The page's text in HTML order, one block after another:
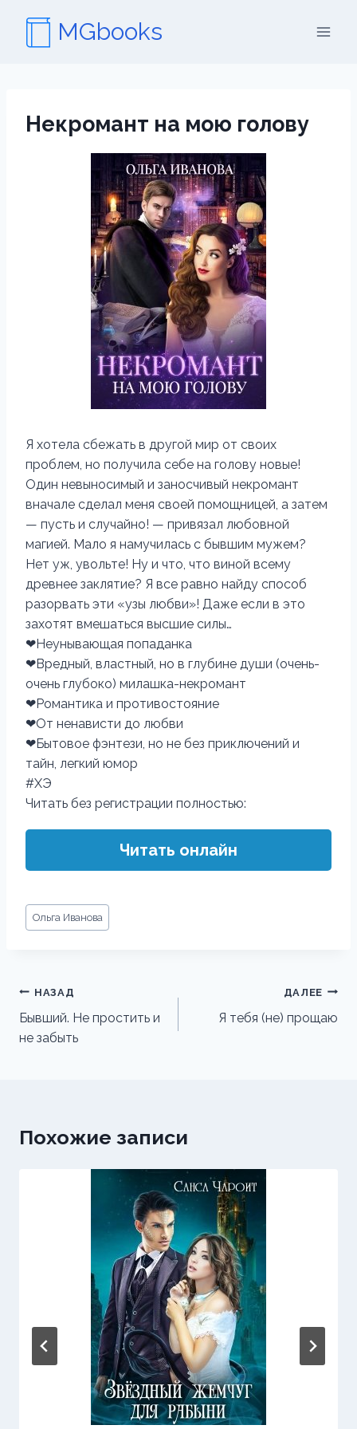
содержимому
MGbooks
Некромант на мою голову
Я хотела сбежать в другой мир от своих
проблем, но получила себе на голову новые!
Один невыносимый и заносчивый некромант
вначале сделал меня своей помощницей, а затем
— пусть и случайно! — привязал любовной
магией. Мало я намучилась с бывшим мужем?
Нет уж, увольте! Ну и что, что виной всему
древнее заклятие? Я все равно найду способ
разорвать эти «узы любви»! Даже если в это
захотят вмешаться высшие силы…
❤Неунывающая попаданка
❤Вредный, властный, но в глубине души (очень-
очень глубоко) милашка-некромант
❤Романтика и противостояние
❤От ненависти до любви
❤Бытовое фэнтези, но не без приключений и
тайн, легкий юмор
#ХЭ
Читать без регистрации полностью:
Читать онлайн
Метки
записи:
Ольга Иванова
Навигация
по
записям
НАЗАД
Бывший. Не простить и
не забыть
ДАЛЕЕ
Я тебя (не) прощаю
Похожие записи